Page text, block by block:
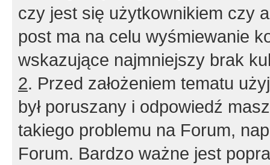
czy jest się użytkownikiem czy
post ma na celu wyśmiewanie
wskazujące najmniejszy brak
2. Przed założeniem tematu
był poruszany i odpowiedź
takiego problemu na Forum,
Forum. Bardzo ważne jest